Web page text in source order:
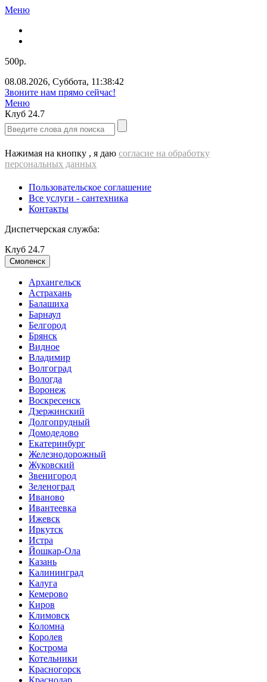
Меню
500р.
08.08.2026, Суббота, 11:38:42
Звоните нам прямо сейчас!
Меню
Клуб 24.7
Нажимая на кнопку , я даю согласие на обработку
персональных данных
Пользовательское соглашение
Все услуги - cантехника
Контакты
Диспетчерская служба:
Клуб 24.7
Смоленск
Архангельск
Астрахань
Балашиха
Барнаул
Белгород
Брянск
Видное
Владимир
Волгоград
Вологда
Воронеж
Воскресенск
Дзержинский
Долгопрудный
Домодедово
Екатеринбург
Железнодорожный
Жуковский
Звенигород
Зеленоград
Иваново
Ивантеевка
Ижевск
Иркутск
Истра
Йошкар-Ола
Казань
Калининград
Калуга
Кемерово
Киров
Климовск
Коломна
Королев
Кострома
Котельники
Красногорск
Краснодар